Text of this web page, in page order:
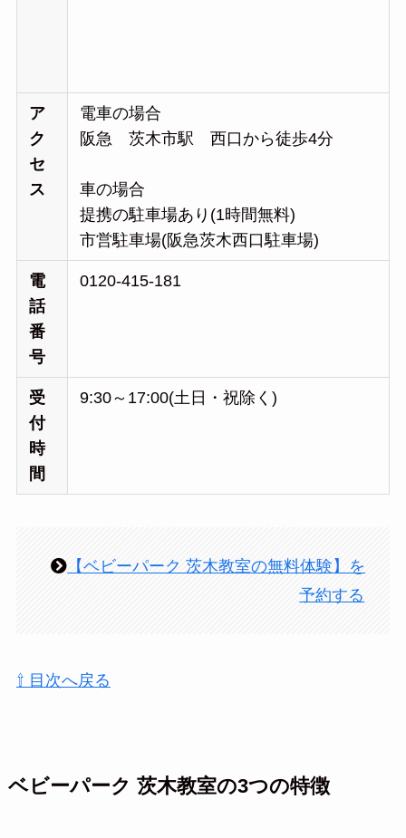
ア
ク
セ
ス
電車の場合
阪急 茨木市駅 西口から徒歩4分
車の場合
提携の駐車場あり(1時間無料)
市営駐車場(阪急茨木西口駐車場)
電
話
番
号
0120-415-181
受
付
時
間
9:30～17:00(土日・祝除く)
【ベビーパーク 茨木教室の無料体験】を
予約する
⇧ 目次へ戻る
ベビーパーク 茨木教室の3つの特徴